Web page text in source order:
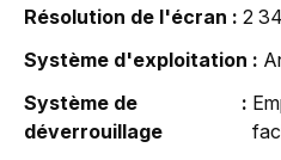
Résolution de l'écran
2
Système d'exploitation
Système de
déverrouillage